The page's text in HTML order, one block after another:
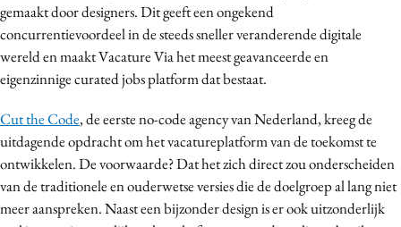
gemaakt door designers. Dit geeft een ongekend
concurrentievoordeel in de steeds sneller veranderende digitale
wereld en maakt Vacature Via het meest geavanceerde en
eigenzinnige curated jobs platform dat bestaat.
Cut the Code, de eerste no-code agency van Nederland, kreeg de
uitdagende opdracht om het vacatureplatform van de toekomst te
ontwikkelen. De voorwaarde? Dat het zich direct zou onderscheiden
van de traditionele en ouderwetse versies die de doelgroep al lang niet
meer aanspreken. Naast een bijzonder design is er ook uitzonderlijk